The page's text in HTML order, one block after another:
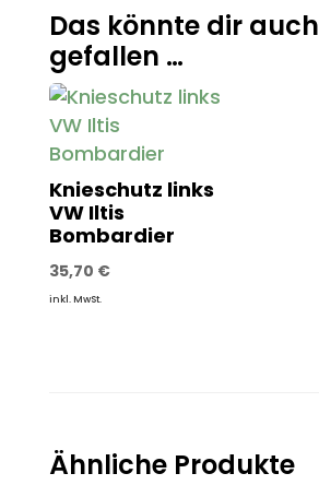
Das könnte dir auch
gefallen …
Knieschutz links
VW Iltis
Bombardier
35,70 €
inkl. MwSt.
Ähnliche Produkte